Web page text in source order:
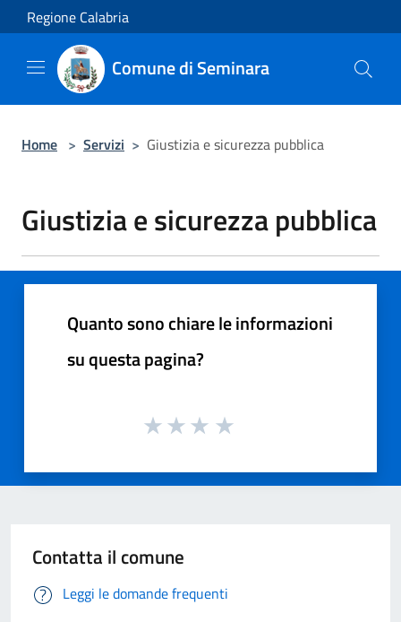
Salta al contenuto principale
Regione Calabria
Comune di Seminara
Home > Servizi > Giustizia e sicurezza pubblica
Giustizia e sicurezza pubblica
Quanto sono chiare le informazioni
su questa pagina?
Contatta il comune
Leggi le domande frequenti